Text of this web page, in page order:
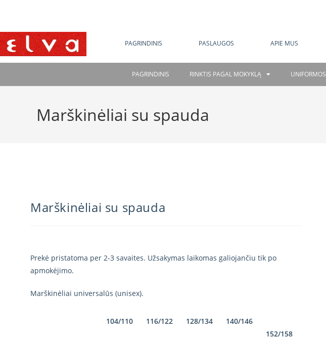
PAGRINDINIS PASLAUGOS APIE MUS
PAGRINDINIS RINKTIS PAGAL MOKYKLĄ UNIFORMOS
Marškinėliai su spauda
Marškinėliai su spauda
Prekė pristatoma per 2-3 savaites. Užsakymas laikomas galiojančiu tik po
apmokėjimo.
Marškinėliai universalūs (unisex).
104/110 116/122 128/134
140/146
152/158